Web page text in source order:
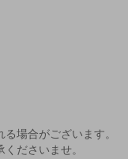
場合がございます。
ださいませ。